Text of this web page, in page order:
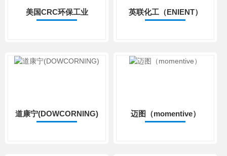
美国CRC环保工业 英联化工（ENIENT）
道康宁(DOWCORNING) 迈图（momentive）